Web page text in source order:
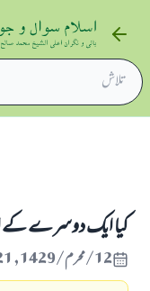
كيا ايك دوسرے كے
12/محرم/1429 , 21/جنوری/2008